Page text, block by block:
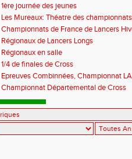
1ère journée des jeunes
Les Mureaux: Théatre des
Championnats de France de Lancers
Régionaux de Lancers Longs
Régionaux en salle
1/4 de finales de Cross
Epreuves Combinnées, Championnat
Championnat Départemental de Cross